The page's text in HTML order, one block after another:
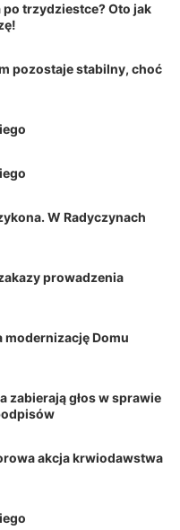
trzydziestce? Oto jak
pozostaje stabilny, choć
W Radyczynach
prowadzenia
modernizację Domu
zabierają głos w sprawie
akcja krwiodawstwa